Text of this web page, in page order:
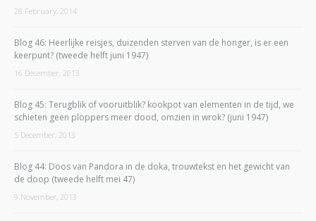
28 February, 2014
Blog 46: Heerlijke reisjes, duizenden sterven van de honger, is er een
keerpunt? (tweede helft juni 1947)
16 December, 2013
Blog 45: Terugblik of vooruitblik? kookpot van elementen in de tijd, we
schieten geen ploppers meer dood, omzien in wrok? (juni 1947)
5 December, 2013
Blog 44: Doos van Pandora in de doka, trouwtekst en het gewicht van
de doop (tweede helft mei 47)
9 November, 2013